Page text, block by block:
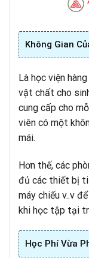
Không Gian
Là học viện
vật chất cho
cung cấp cho
viên có một
mái.
Hơn thế, các
đủ các thiết bị
máy chiếu v..v
khi học tập tại
Học Phí Vừa